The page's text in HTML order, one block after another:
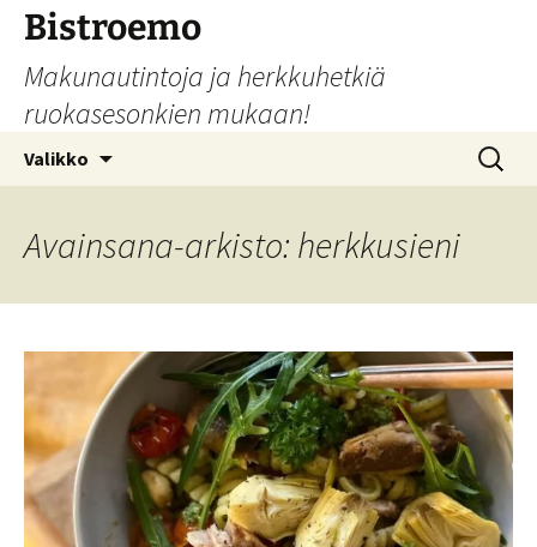
Siirry
sisältöön
Bistroemo
Makunautintoja ja herkkuhetkiä
ruokasesonkien mukaan!
Valikko Haku:
Avainsana-arkisto: herkkusieni